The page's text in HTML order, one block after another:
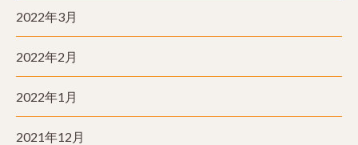
2022年3月
2022年2月
2022年1月
2021年12月